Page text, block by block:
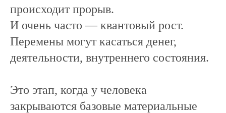
происходит прорыв.
И очень часто — квантовый рост.
Перемены могут касаться денег,
деятельности, внутреннего состояния.
Это этап, когда у человека
закрываются базовые материальные